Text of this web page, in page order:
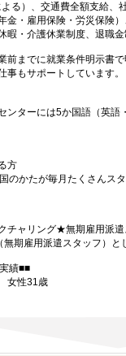
る）、交通費全額支給、
金・雇用保険・労災保険）
暇・介護休業制度、退職
までに就業条件明示書で
もサポートしています。
ンターには5か国語（英
方
のかたが毎月たくさんス
チャリング★無期雇用派
期雇用派遣スタッフ）
績■■
性31歳